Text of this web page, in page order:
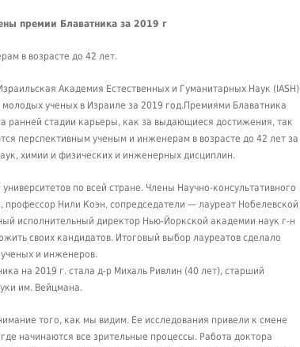
премии Блаватника за 2019 г
в возрасте до 42 лет.
Академия Естественных и Гуманитарных Наук (IASH)
ученых в Израиле за 2019 год.Премиями Блаватника
ранней стадии карьеры, как за выдающиеся достижения, так
перспективным ученым и инженерам в возрасте до 42 лет за
химии и физических и инженерных дисциплин.
по всей стране. Члены Научно-консультативного
профессор Нили Коэн, сопредседатели — лауреат Нобелевской
исполнительный директор Нью-Йоркской академии наук г-н
своих кандидатов. Итоговый выбор лауреатов сделало
и инженеров.
на 2019 г. стала д-р Михаль Ривлин (40 лет), старший
им. Вейцмана.
того, как мы видим. Ее исследования привели к смене
начинаются все зрительные процессы. Работа доктора